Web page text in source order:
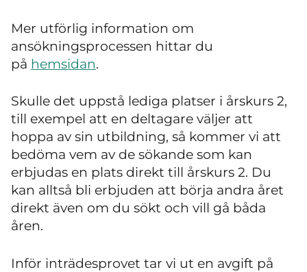
Mer utförlig information om
ansökningsprocessen hittar du
på hemsidan.
Skulle det uppstå lediga platser i årskurs 2,
till exempel att en deltagare väljer att
hoppa av sin utbildning, så kommer vi att
bedöma vem av de sökande som kan
erbjudas en plats direkt till årskurs 2. Du
kan alltså bli erbjuden att börja andra året
direkt även om du sökt och vill gå båda
åren.
Inför inträdesprovet tar vi ut en avgift på